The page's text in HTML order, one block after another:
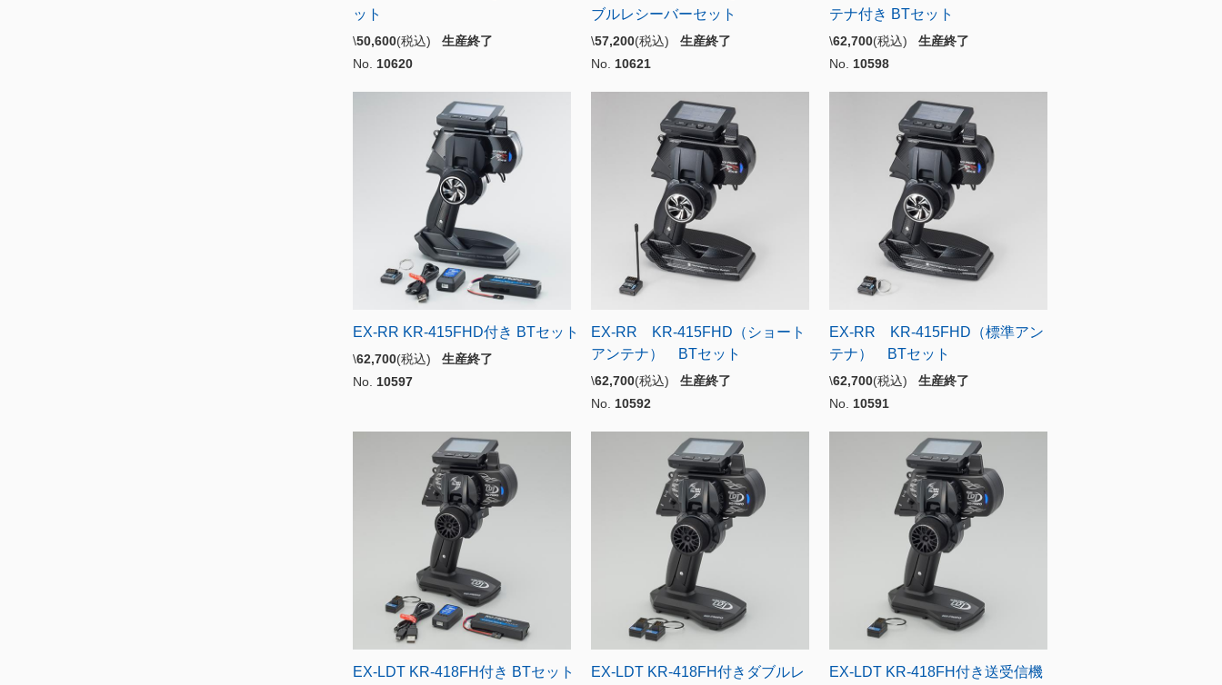
ット
\50,600(税込) 生産終了
No. 10620
ブルレシーバーセット
\57,200(税込) 生産終了
No. 10621
テナ付き BTセット
\62,700(税込) 生産終了
No. 10598
EX-RR KR-415FHD付き BTセット
\62,700(税込) 生産終了
No. 10597
EX-RR KR-415FHD（ショート
アンテナ） BTセット
\62,700(税込) 生産終了
No. 10592
EX-RR KR-415FHD（標準アン
テナ） BTセット
\62,700(税込) 生産終了
No. 10591
EX-LDT KR-418FH付き BTセット
EX-LDT KR-418FH付きダブルレ
EX-LDT KR-418FH付き送受信機